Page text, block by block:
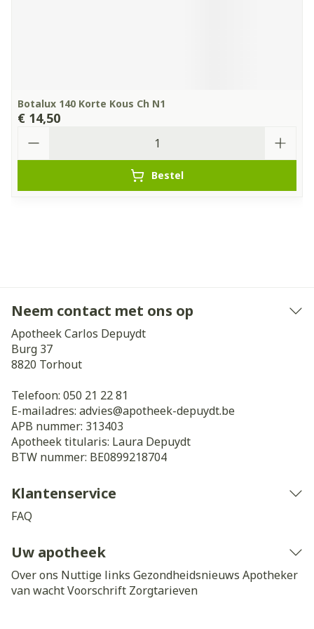
Botalux 140 Korte Kous Ch N1
€ 14,50
Bestel
Neem contact met ons op
Apotheek Carlos Depuydt
Burg 37
8820 Torhout
Telefoon: 050 21 22 81
E-mailadres: advies@apotheek-depuydt.be
APB nummer: 313403
Apotheek titularis: Laura Depuydt
BTW nummer: BE0899218704
Klantenservice
FAQ
Uw apotheek
Over ons Nuttige links Gezondheidsnieuws Apotheker
van wachtVoorschrift Zorgtarieven